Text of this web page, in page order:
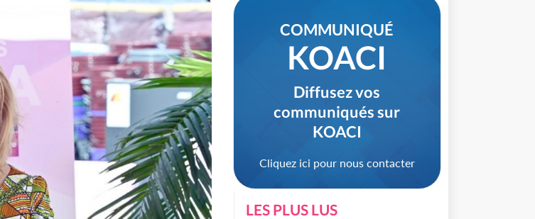
COMMUNIQUÉ
KOACI
Diffusez vos
communiqués sur
KOACI
Cliquez ici pour nous contacter
LES PLUS LUS